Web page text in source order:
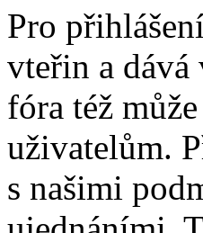
Pro
vteřin a
fóra též
uživatelům.
s našimi